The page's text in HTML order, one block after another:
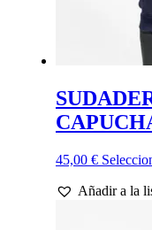
45,00 €
Añadir a la